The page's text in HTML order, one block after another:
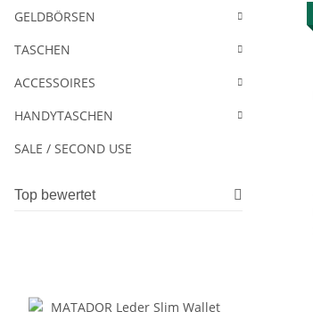
GELDBÖRSEN
TASCHEN
ACCESSOIRES
HANDYTASCHEN
SALE / SECOND USE
Top bewertet